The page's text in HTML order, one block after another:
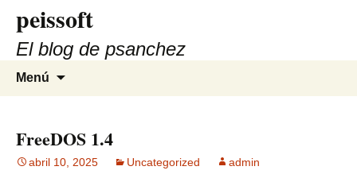
contenido
peissoft
El blog de psanchez
Menú
FreeDOS 1.4
abril 10, 2025 Uncategorized admin